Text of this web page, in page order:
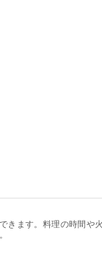
きます。料理の時間や